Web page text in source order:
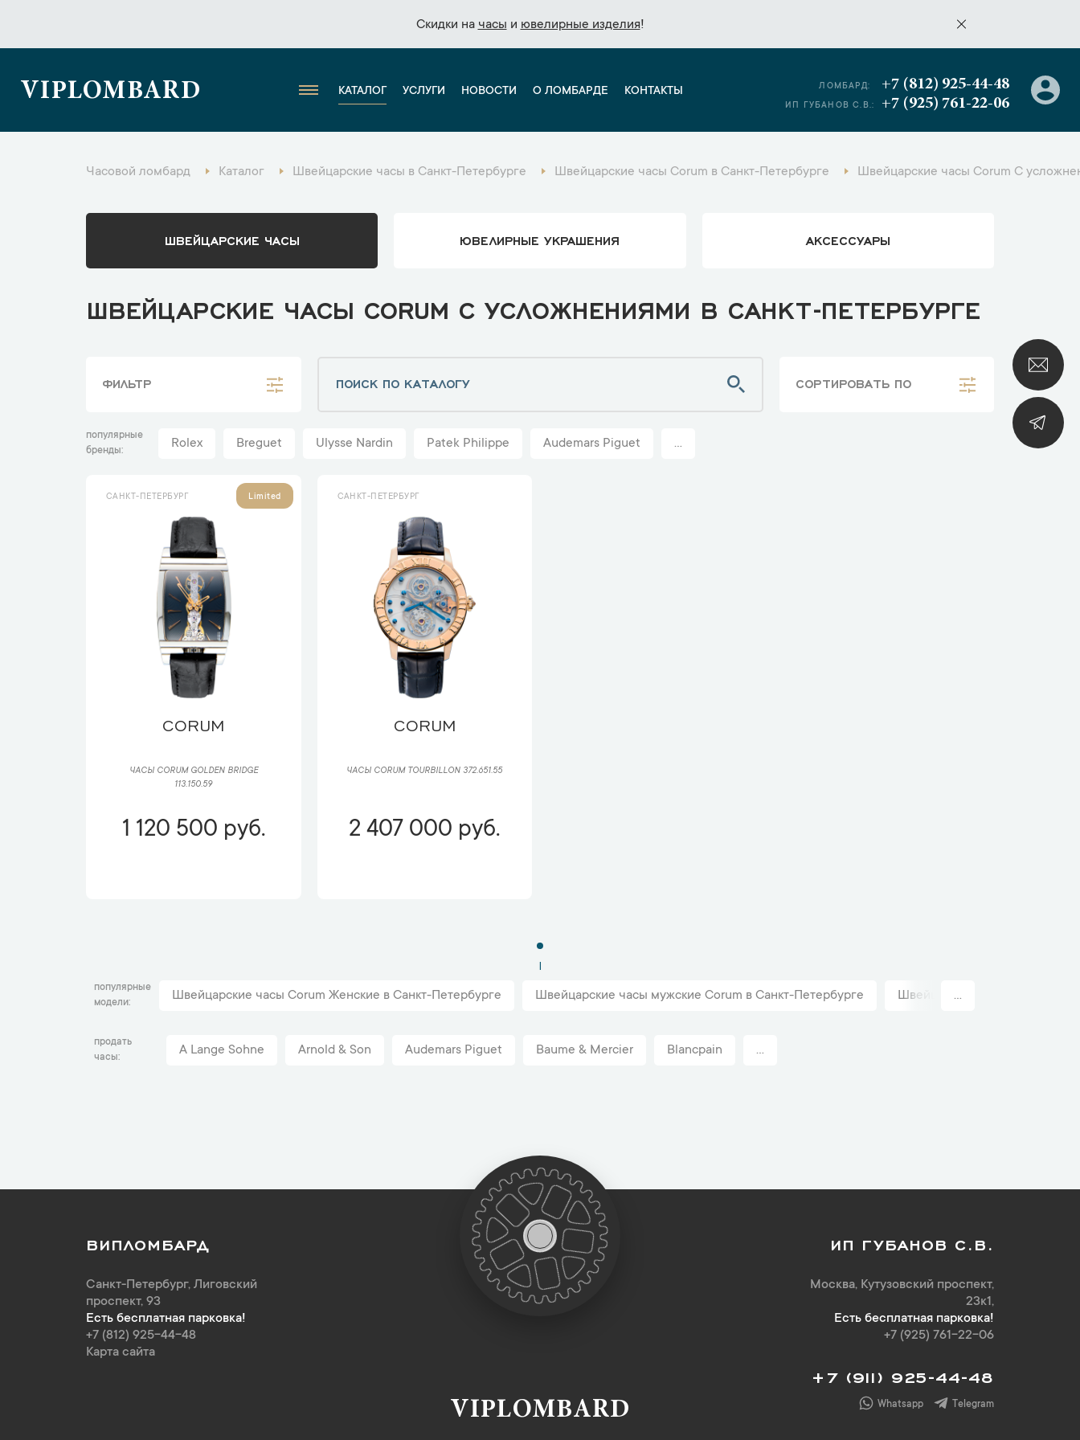
Скидки на часы и ювелирные изделия!
Скидки на часы и ювелирные изделия!
VIPLOMBARD КАТАЛОГ УСЛУГИ НОВОСТИ О ЛОМБАРДЕ КОНТАКТЫ ЛОМБАРД: +7 (812) 925-44-48
ИП ГУБАНОВ С.В.: +7 (925) 761-22-06
Часовой ломбард Каталог Швейцарские часы в Санкт-Петербурге Швейцарские часы Corum в Санкт-Петербурге Швейцарские часы Corum С
ШВЕЙЦАРСКИЕ ЧАСЫ ЮВЕЛИРНЫЕ УКРАШЕНИЯ АКСЕССУАРЫ
ШВЕЙЦАРСКИЕ ЧАСЫ CORUM С УСЛОЖНЕНИЯМИ В САНКТ-ПЕТЕРБУРГЕ
ФИЛЬТР СОРТИРОВАТЬ ПО
популярные
бренды
Rolex Breguet Ulysse Nardin Patek Philippe Audemars Piguet ...
САНКТ-ПЕТЕРБУРГ Limited
CORUM
ЧАСЫ CORUM GOLDEN BRIDGE
113.150.59
1 120 500 руб.
САНКТ-ПЕТЕРБУРГ
CORUM
ЧАСЫ CORUM TOURBILLON 372.651.55
2 407 000 руб.
1
популярные
модели
Швейцарские часы Corum Женские в Санкт-Петербурге Швейцарские часы мужские Corum в Санкт-Петербурге Швейцарские часы Corum
...
продать
часы
A Lange Sohne Arnold & Son Audemars Piguet Baume & Mercier Blancpain ...
ВИПЛОМБАРД
Санкт-Петербург, Лиговский
проспект, 93
Есть бесплатная парковка!
+7 (812) 925-44-48
Карта сайта
ИП ГУБАНОВ С.В.
Москва, Кутузовский проспект,
23к1,
Есть бесплатная парковка!
+7 (925) 761-22-06
+7 (911) 925-44-48
Whatsapp Telegram
VIPLOMBARD